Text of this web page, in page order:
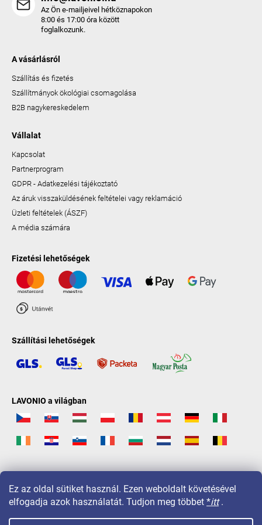
Ez az oldal sütiket használ. Ezen weboldalt követésével
elfogadja azok használatát. Tudjon meg többet *itt.
Az Ön e-mailjeivel hétköznapokon
8:00 és 17:00 óra között
foglalkozunk.
A vásárlásról
Szállítás és fizetés
Szállítmányok ökológiai csomagolása
B2B nagykereskedelem
Vállalat
Kapcsolat
Partnerprogram
GDPR - Adatkezelési tájékoztató
Az áruk visszaküldésének feltételei vagy reklamáció
Üzleti feltételek (ÁSZF)
A média számára
Fizetési lehetőségek
Szállítási lehetőségek
LAVONIO a világban